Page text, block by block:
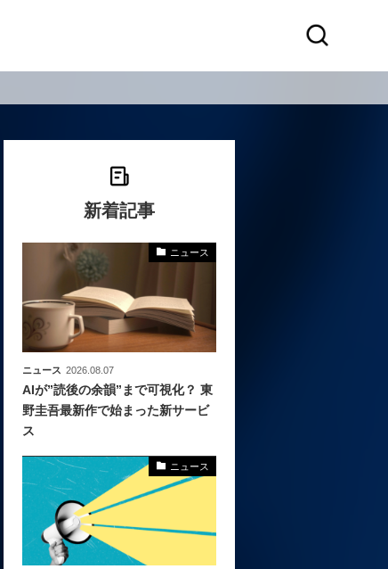
新着記事
ニュース
ニュース 2026.08.07
AIが”読後の余韻”まで可視化？ 東
野圭吾最新作で始まった新サービ
ス
ニュース